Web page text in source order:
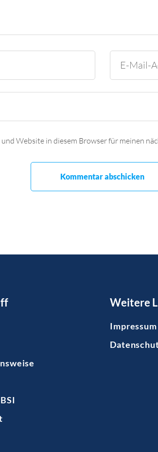
Website in diesem Browser für meinen
Weitere
Impressum